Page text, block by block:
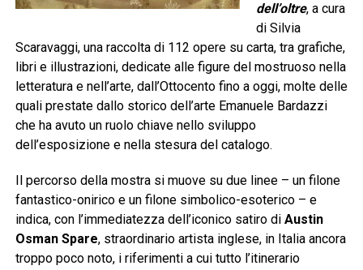
dell’oltre, a cura
di Silvia
Scaravaggi, una raccolta di 112 opere su carta, tra grafiche,
libri e illustrazioni, dedicate alle figure del mostruoso nella
letteratura e nell’arte, dall’Ottocento fino a oggi, molte delle
quali prestate dallo storico dell’arte Emanuele Bardazzi
che ha avuto un ruolo chiave nello sviluppo
dell’esposizione e nella stesura del catalogo.
Il percorso della mostra si muove su due linee – un filone
fantastico-onirico e un filone simbolico-esoterico – e
indica, con l’immediatezza dell’iconico satiro di Austin
Osman Spare, straordinario artista inglese, in Italia ancora
troppo poco noto, i riferimenti a cui tutto l’itinerario